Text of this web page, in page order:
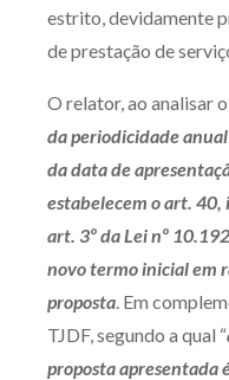
Av. Sete
Batel
estrito, devidamente
de prestação de
O relator, ao analisar
da periodicidade
da data de
estabelecem o art. 40,
art. 3º da Lei nº
novo termo inicial em
proposta. Em
TJDF, segundo a qual “
proposta apresentada